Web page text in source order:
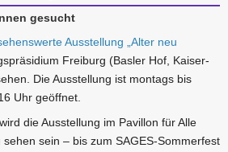
gesucht
Ausstellung „Alter neu
Freiburg (Basler Hof, Kaiser-
Die Ausstellung ist montags bis
Uhr geöffnet.
die Ausstellung im Pavillon für Alle
sein – bis zum SAGES-Sommerfest